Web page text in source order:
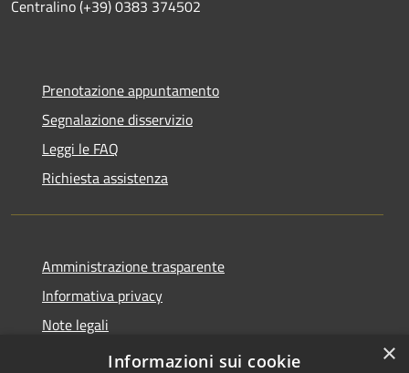
Centralino (+39) 0383 374502
Prenotazione appuntamento
Segnalazione disservizio
Leggi le FAQ
Richiesta assistenza
Amministrazione trasparente
Informativa privacy
Note legali
Dichiarazione di accessibilità
×
Informazioni sui cookie